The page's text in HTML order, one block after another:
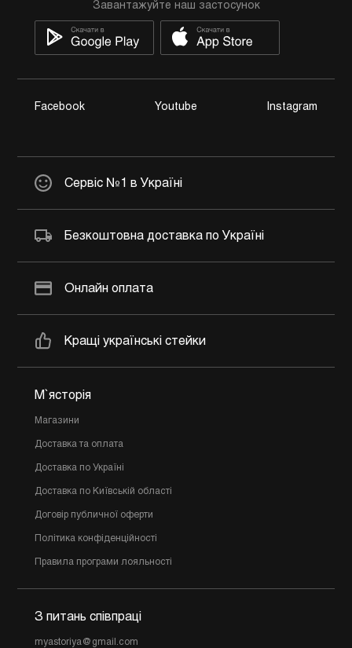
Завантажуйте наш застосунок
Facebook Youtube Instagram
Сервіс №1 в Україні
Безкоштовна доставка по Україні
Онлайн оплата
Кращі українські стейки
М`ясторія
Магазини
Доставка та оплата
Доставка по Україні
Доставка по Київській області
Договір публичної оферти
Політика конфіденційності
Правила програми лояльності
З питань співпраці
myastoriya@gmail.com